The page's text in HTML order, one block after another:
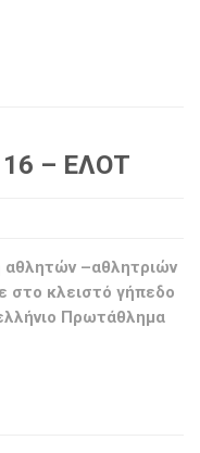
– ΕΛΟΤ
–αθλητριών
στο κλειστό γήπεδο
Πρωτάθλημα